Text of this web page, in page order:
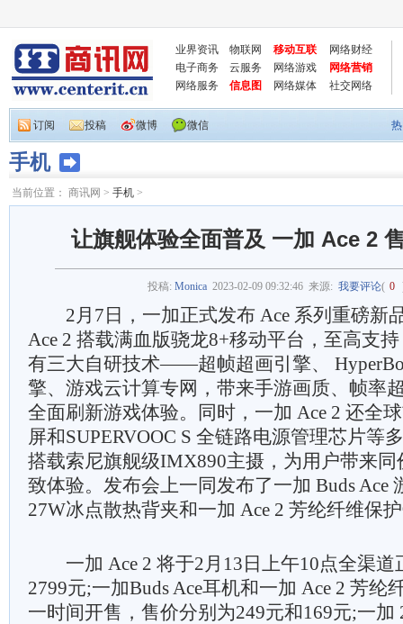
业界资讯 物联网 移动互联
网络财经
电子商务
云服务 网络游戏
网络营销
网络服务
信息图 网络媒体 社交网络
订阅 投稿 微博 微信
手机
当前位置： 商讯网 > 手机 >
让旗舰体验全面普及 一加 Ace 2
投稿: Monica 2023-02-09 09:32:46来源: 我要评论( 0
2月7日，一加正式发布 Ace 系列重磅新
Ace 2 搭载满血版骁龙8+移动平台，至高支
有三大自研技术——超帧超画引擎、
擎、游戏云计算专网，带来手游画质、帧率
全面刷新游戏体验。同时，一加 Ace 2 还全
屏和SUPERVOOC S 全链路电源管理芯片等
搭载索尼旗舰级IMX890主摄，为用户带来
致体验。发布会上一同发布了一加 Buds Ace
27W冰点散热背夹和一加 Ace 2 芳纶纤维保
一加 Ace 2 将于2月13日上午10点全渠道
2799元;一加Buds Ace耳机和一加 Ace 2 芳纶
一时间开售，售价分别为249元和169元;一加